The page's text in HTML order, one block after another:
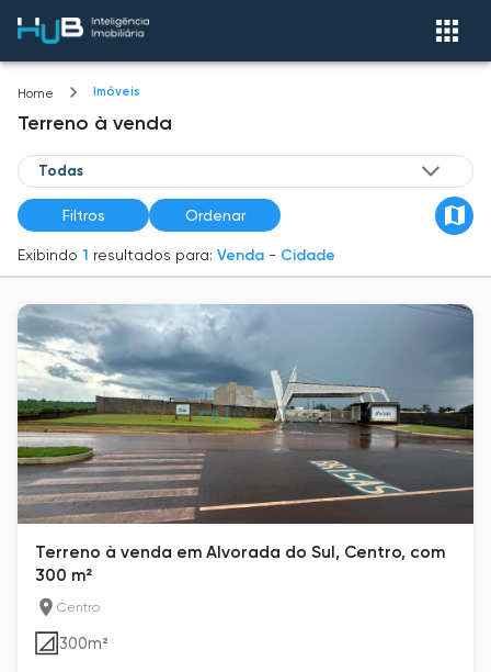
Home Imóveis
Terreno à venda
Filtros Ordenar
Exibindo 1 resultados para: Venda - Cidade
Terreno à venda em Alvorada do Sul, Centro, com
300 m²
Centro
300m²